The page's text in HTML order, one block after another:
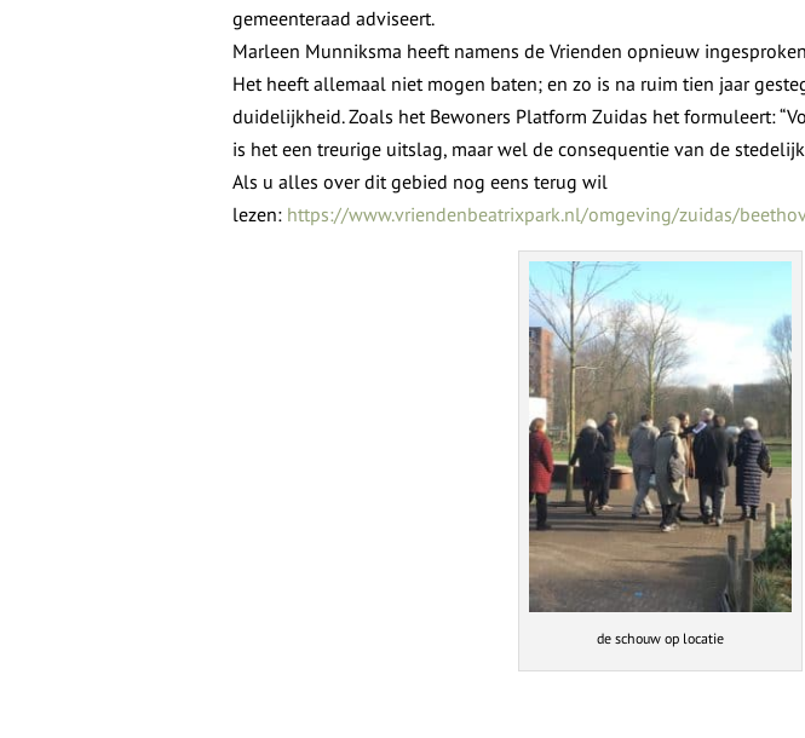
gemeenteraad adviseert.
Marleen Munniksma heeft namens de Vrienden opnieuw
Het heeft allemaal niet mogen baten; en zo is na ruim tien jaar
duidelijkheid. Zoals het Bewoners Platform Zuidas het formuleert:
is het een treurige uitslag, maar wel de consequentie van de
Als u alles over dit gebied nog eens terug wil
lezen: https://www.vriendenbeatrixpark.nl/omgeving/zuidas/
de schouw op locatie